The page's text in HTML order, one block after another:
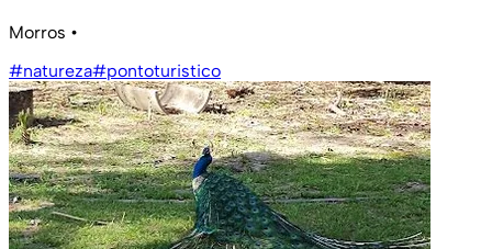
Morros •
#natureza#pontoturistico